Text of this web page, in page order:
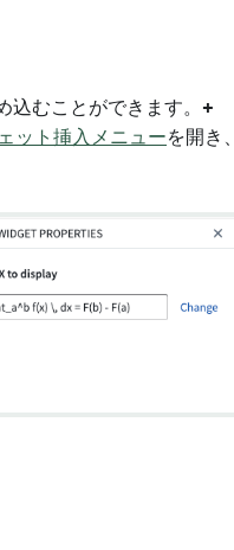
込むことができます。 +
ット挿入メニューを開き、